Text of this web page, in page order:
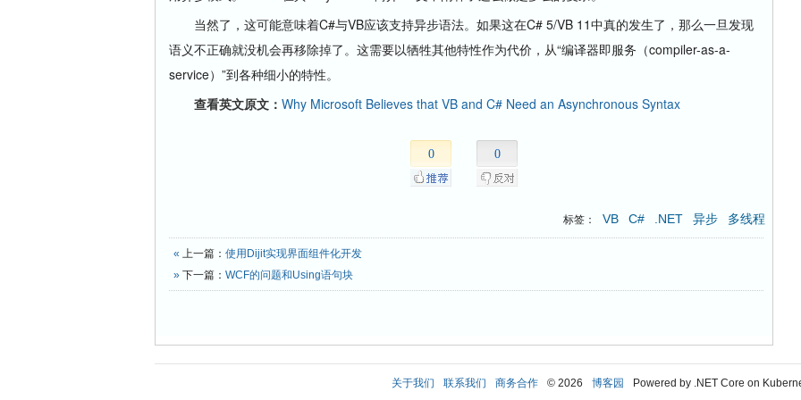
当然了，这可能意味着C#与VB应该支持异步语法。如果这在C# 5/VB 11中真的发生了，那么一旦发现
语义不正确就没机会再移除掉了。这需要以牺牲其他特性作为代价，从“编译器即服务（compiler-as-a-
service）”到各种细小的特性。
查看英文原文： Why Microsoft Believes that VB and C# Need an Asynchronous Syntax
0 0
标签： VB C# .NET 异步 多线程
« 上一篇： 使用Dijit实现界面组件化开发
» 下一篇： WCF的问题和Using语句块
关于我们 联系我们 商务合作 © 2026 博客园 Powered by .NET Core on